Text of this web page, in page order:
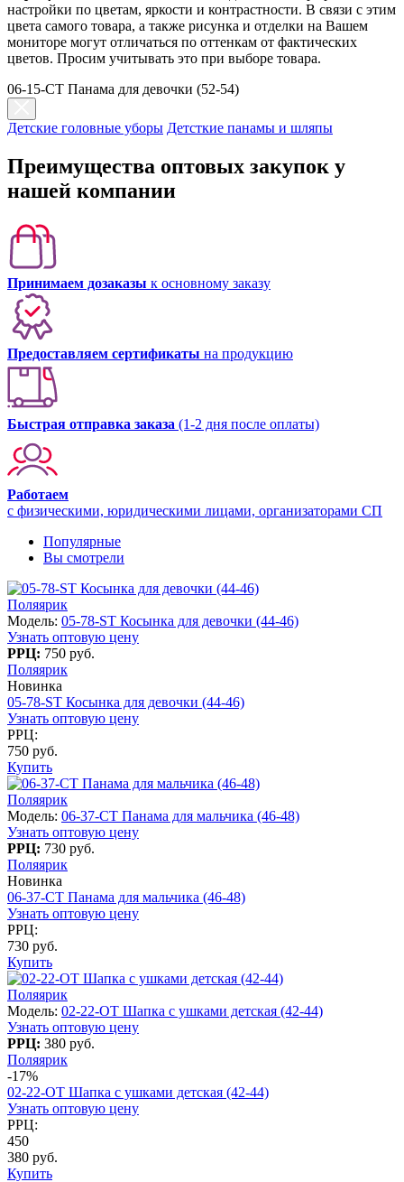
настройки по цветам, яркости и контрастности. В связи с этим
цвета самого товара, а также рисунка и отделки на Вашем
мониторе могут отличаться по оттенкам от фактических
цветов. Просим учитывать это при выборе товара.
06-15-CT Панама для девочки (52-54)
Детские головные уборы Детсткие панамы и шляпы
Преимущества оптовых закупок у
нашей компании
Принимаем дозаказы к основному заказу
Предоставляем сертификаты на продукцию
Быстрая отправка заказа (1-2 дня после оплаты)
Работаем
с физическими, юридическими лицами, организаторами СП
Популярные
Вы смотрели
Поляярик
Модель: 05-78-ST Косынка для девочки (44-46)
Узнать оптовую цену
РРЦ: 750 руб.
Поляярик
Новинка
05-78-ST Косынка для девочки (44-46)
Узнать оптовую цену
РРЦ:
750 руб.
Купить
Поляярик
Модель: 06-37-CT Панама для мальчика (46-48)
Узнать оптовую цену
РРЦ: 730 руб.
Поляярик
Новинка
06-37-CT Панама для мальчика (46-48)
Узнать оптовую цену
РРЦ:
730 руб.
Купить
Поляярик
Модель: 02-22-OT Шапка с ушками детская (42-44)
Узнать оптовую цену
РРЦ: 380 руб.
Поляярик
-17%
02-22-OT Шапка с ушками детская (42-44)
Узнать оптовую цену
РРЦ:
450
380 руб.
Купить